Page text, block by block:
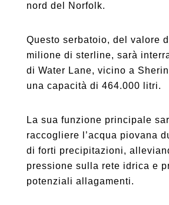
nord del Norfolk.
Questo serbatoio, del valore
milione di sterline, sarà
di Water Lane, vicino a
una capacità di 464.000 litri.
La sua funzione principale
raccogliere l’acqua piovana
di forti precipitazioni,
pressione sulla rete idrica e
potenziali allagamenti.